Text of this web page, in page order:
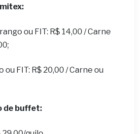
ou FIT: R$ 14,00 / Carne
ou FIT: R$ 20,00 / Carne ou
de buffet: